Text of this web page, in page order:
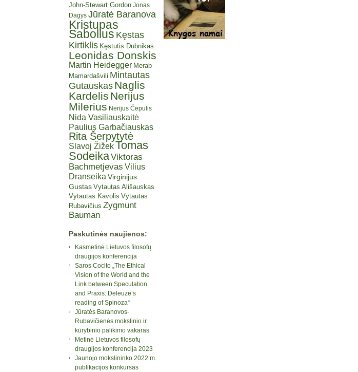
John-Stewart Gordon Jonas
Dagys Jūratė Baranova
Kristupas
Sabolius Kęstas
Kirtiklis Kęstutis Dubnikas
Leonidas Donskis
Martin Heidegger Merab
Mamardašvili Mintautas
Gutauskas Naglis
Kardelis Nerijus
Milerius Nerijus Čepulis
Nida Vasiliauskaitė
Paulius Garbačiauskas
Rita Šerpytytė
Slavoj ŽižekTomas
SodeikaViktoras
Bachmetjevas Vilius
Dranseika Virginijus
Gustas Vytautas Ališauskas
Vytautas Kavolis Vytautas
Rubavičius Zygmunt
Bauman
Paskutinės naujienos:
Kasmetinė Lietuvos filosofų
draugijos konferencija
Saros Cocito „The Ethical
Vision of the World and the
Link between Speculation
and Praxis: Deleuze’s
reading of Spinoza“
Jūratės Baranovos-
Rubavičienės mokslinio ir
kūrybinio palikimo vakaras
Metinė Lietuvos filosofų
draugijos konferencija 2023
Jaunojo mokslininko 2022 m.
publikacijos konkursas